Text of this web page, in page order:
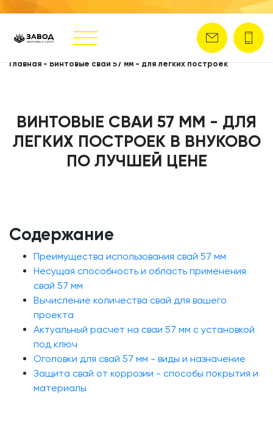
Главная - Винтовые сваи 57 мм - для легких построек
ВИНТОВЫЕ СВАИ 57 ММ - ДЛЯ
ЛЕГКИХ ПОСТРОЕК В ВНУКОВО
ПО ЛУЧШЕЙ ЦЕНЕ
Содержание
Преимущества использования свай 57 мм
Несущая способность и область применения
свай 57 мм
Вычисление количества свай для вашего
проекта
Актуальный расчет на сваи 57 мм с установкой
под ключ
Оголовки для свай 57 мм - виды и назначение
Защита свай от коррозии - способы покрытия и
материалы